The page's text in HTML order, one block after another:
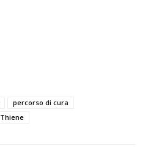
percorso di cura
Thiene